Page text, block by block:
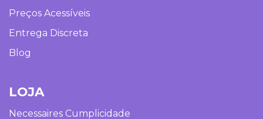
Preços Acessíveis
Entrega Discreta
Blog
LOJA
Necessaires Cumplicidade